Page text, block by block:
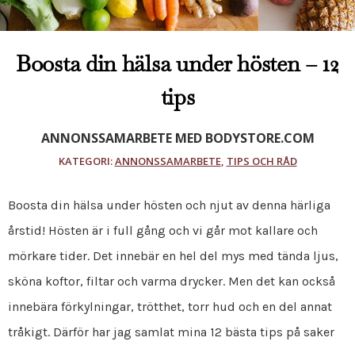
Boosta din hälsa under hösten – 12
tips
ANNONSSAMARBETE MED BODYSTORE.COM
KATEGORI:ANNONSSAMARBETE, TIPS OCH RÅD
Boosta din hälsa under hösten och njut av denna härliga
årstid! Hösten är i full gång och vi går mot kallare och
mörkare tider. Det innebär en hel del mys med tända ljus,
sköna koftor, filtar och varma drycker. Men det kan också
innebära förkylningar, trötthet, torr hud och en del annat
tråkigt. Därför har jag samlat mina 12 bästa tips på saker